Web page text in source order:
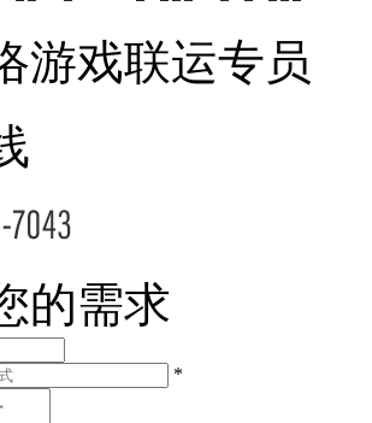
游戏联运专员
的需求
*